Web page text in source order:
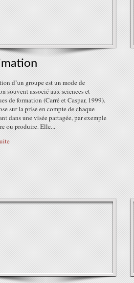
d’un groupe est un mode de
souvent associé aux sciences et
de formation (Carré et Caspar, 1999).
sur la prise en compte de chaque
dans une visée partagée, par exemple
ou produire. Elle...